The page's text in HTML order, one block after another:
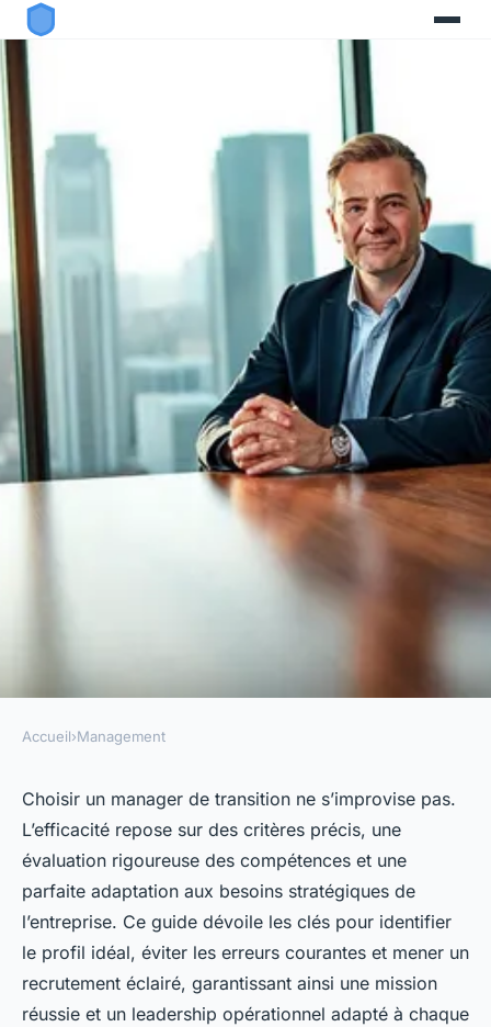
MANAGEMENT
Manager de transition : top
conseils pour choisir le
meilleur
Manon•17 février 2026• 7 min de lecture
Accueil›Management
Choisir un manager de transition ne s’improvise pas.
L’efficacité repose sur des critères précis, une
évaluation rigoureuse des compétences et une
parfaite adaptation aux besoins stratégiques de
l’entreprise. Ce guide dévoile les clés pour identifier
le profil idéal, éviter les erreurs courantes et mener un
recrutement éclairé, garantissant ainsi une mission
réussie et un leadership opérationnel adapté à chaque